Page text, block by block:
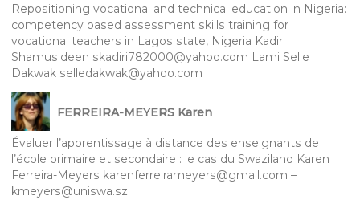
Repositioning vocational and technical education in Nigeria:
competency based assessment skills training for
vocational teachers in Lagos state, Nigeria Kadiri
Shamusideen skadiri782000@yahoo.com Lami Selle
Dakwak selledakwak@yahoo.com
FERREIRA-MEYERS Karen
Évaluer l’apprentissage à distance des enseignants de
l’école primaire et secondaire : le cas du Swaziland Karen
Ferreira-Meyers karenferreirameyers@gmail.com –
kmeyers@uniswa.sz